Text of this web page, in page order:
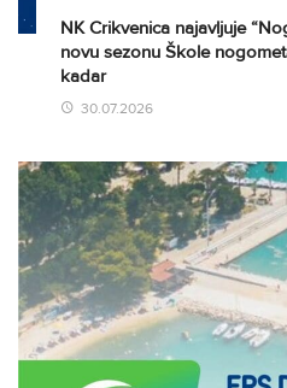
NK Crikvenica najavljuje
novu sezonu Škole
kadar
30.07.2026